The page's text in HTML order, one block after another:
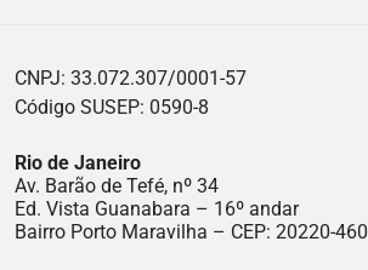
CNPJ: 33.072.307/0001-57
Código SUSEP: 0590-8
Rio de Janeiro
Av. Barão de Tefé, nº 34
Ed. Vista Guanabara – 16º andar
Bairro Porto Maravilha – CEP: 20220-460